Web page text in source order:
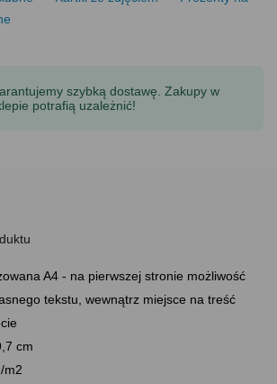
szybką dostawę. Zakupy w
potrafią uzależnić!
A4 - na pierwszej stronie możliwość
tekstu, wewnątrz miejsce na treść
cm
m2